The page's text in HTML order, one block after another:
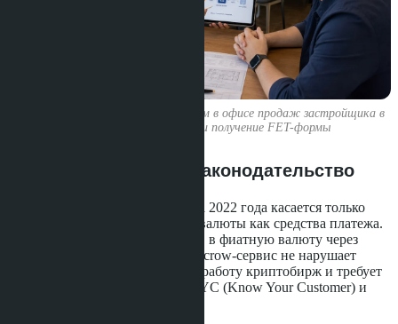
Консультация по крипто-платежам в офисе продаж застройщика в
Паттайе - escrow-схема и получение FET-формы
Что говорит тайское законодательство
Запрет Bank of Thailand от марта 2022 года касается только
прямого использования криптовалюты как средства платежа.
Конвертация цифровых активов в фиатную валюту через
лицензированную биржу или escrow-сервис не нарушает
закон. SEC Thailand регулирует работу криптобирж и требует
от них соблюдения процедур KYC (Know Your Customer) и